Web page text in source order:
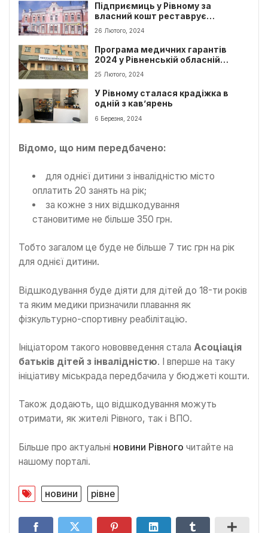
Підприємиць у Рівному за
власний кошт реставрує
історичну будівлю
26 Лютого, 2024
Програма медичних гарантів
2024 у Рівненській обласній
дитячій лікарні
25 Лютого, 2024
У Рівному сталася крадіжка в
одній з кав’ярень
6 Березня, 2024
Відомо, що ним передбачено:
для однієї дитини з інвалідністю місто
оплатить 20 занять на рік;
за кожне з них відшкодування
становитиме не більше 350 грн.
Тобто загалом це буде не більше 7 тис грн на рік
для однієї дитини.
Відшкодування буде діяти для дітей до 18-ти років
та яким медики призначили плавання як
фізкультурно-спортивну реабілітацію.
Ініціатором такого нововведення стала Асоціація
батьків дітей з інвалідністю. І вперше на таку
ініціативу міськрада передбачила у бюджеті кошти.
Також додають, що відшкодування можуть
отримати, як жителі Рівного, так і ВПО.
Більше про актуальні новини Рівного читайте на
нашому порталі.
новини рівне